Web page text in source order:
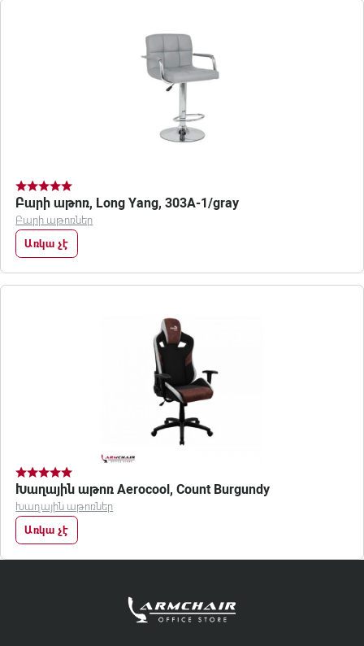
Բարի աթոռ, Long Yang, 303A-1/gray
Բարի աթոռներ
Առկա չէ
Խաղային աթոռ Aerocool, Count Burgundy
Խաղային աթոռներ
Առկա չէ